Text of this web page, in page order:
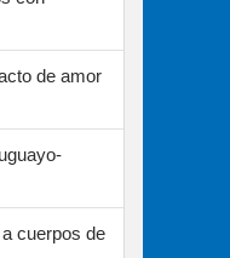
de amor
cuerpos de